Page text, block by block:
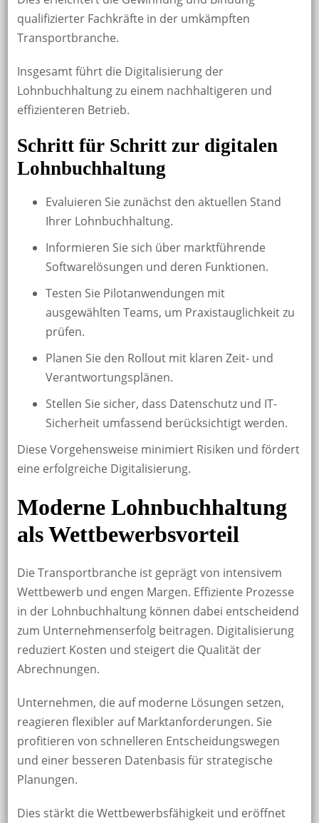
qualifizierter Fachkräfte in der umkämpften
Transportbranche.
Insgesamt führt die Digitalisierung der
Lohnbuchhaltung zu einem nachhaltigeren und
effizienteren Betrieb.
Schritt für Schritt zur digitalen
Lohnbuchhaltung
Evaluieren Sie zunächst den aktuellen Stand
Ihrer Lohnbuchhaltung.
Informieren Sie sich über marktführende
Softwarelösungen und deren Funktionen.
Testen Sie Pilotanwendungen mit
ausgewählten Teams, um Praxistauglichkeit zu
prüfen.
Planen Sie den Rollout mit klaren Zeit- und
Verantwortungsplänen.
Stellen Sie sicher, dass Datenschutz und IT-
Sicherheit umfassend berücksichtigt werden.
Diese Vorgehensweise minimiert Risiken und fördert
eine erfolgreiche Digitalisierung.
Moderne Lohnbuchhaltung
als Wettbewerbsvorteil
Die Transportbranche ist geprägt von intensivem
Wettbewerb und engen Margen. Effiziente Prozesse
in der Lohnbuchhaltung können dabei entscheidend
zum Unternehmenserfolg beitragen. Digitalisierung
reduziert Kosten und steigert die Qualität der
Abrechnungen.
Unternehmen, die auf moderne Lösungen setzen,
reagieren flexibler auf Marktanforderungen. Sie
profitieren von schnelleren Entscheidungswegen
und einer besseren Datenbasis für strategische
Planungen.
Dies stärkt die Wettbewerbsfähigkeit und eröffnet